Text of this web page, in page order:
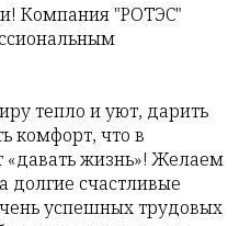
Компания "РОТЭС"
тепло и уют, дарить
комфорт, что в
«давать жизнь»! Желаем
долгие счастливые
успешных трудовых